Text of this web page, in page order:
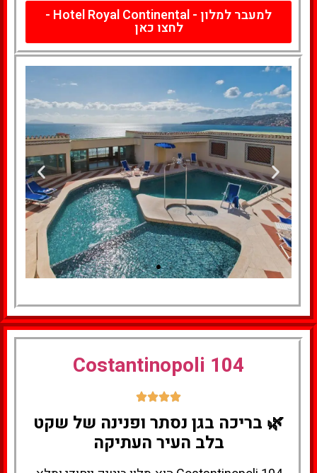
למעבר למלון - Hotel Royal Continental -
לחצו כאן
למעבר למלון
כאן
Costantinopoli 104
🌿 בריכה בגן נסתר ופנינה של שקט
בלב העיר העתיקה